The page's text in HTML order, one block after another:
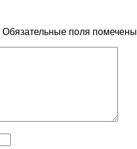
Обязательные поля помечены